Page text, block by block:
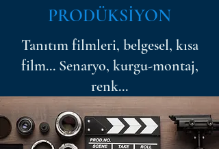
PRODÜKSİYON
Tanıtım filmleri, belgesel, kısa
film... Senaryo, kurgu-montaj,
renk...